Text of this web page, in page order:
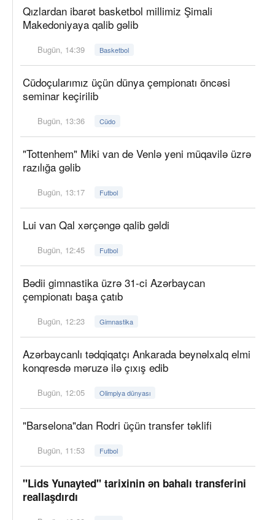
Qızlardan ibarət basketbol millimiz Şimali
Makedoniyaya qalib gəlib
Bugün, 14:39 Basketbol
Cüdoçularımız üçün dünya çempionatı öncəsi
seminar keçirilib
Bugün, 13:36 Cüdo
"Tottenhem" Miki van de Venlə yeni müqavilə üzrə
razılığa gəlib
Bugün, 13:17 Futbol
Lui van Qal xərçəngə qalib gəldi
Bugün, 12:45 Futbol
Bədii gimnastika üzrə 31-ci Azərbaycan
çempionatı başa çatıb
Bugün, 12:23 Gimnastika
Azərbaycanlı tədqiqatçı Ankarada beynəlxalq elmi
konqresdə məruzə ilə çıxış edib
Bugün, 12:05 Olimpiya dünyası
"Barselona"dan Rodri üçün transfer təklifi
Bugün, 11:53 Futbol
"Lids Yunayted" tarixinin ən bahalı transferini
reallaşdırdı